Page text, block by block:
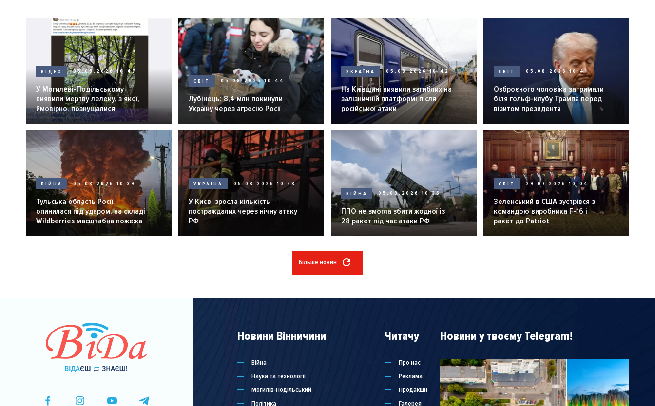
ВІДЕО 05.08.2026 10:47
У Могилеві-Подільському
виявили мертву лелеку, з якої,
ймовірно, познущалися
СВІТ 05.08.2026 10:44
Лубінець: 8,4 млн покинули
Україну через агресію Росії
УКРАЇНА 05.08.2026 10:42
На Київщині виявили загиблих на
залізничній платформі після
російської атаки
СВІТ 05.08.2026 10:41
Озброєного чоловіка затримали
біля гольф-клубу Трампа перед
візитом президента
ВІЙНА 05.08.2026 10:39
Тульська область Росії
опинилася під ударом, на складі
Wildberries масштабна пожежа
УКРАЇНА 05.08.2026 10:38
У Києві зросла кількість
постраждалих через нічну атаку
РФ
ВІЙНА 05.08.2026 10:36
ППО не змогла збити жодної із
28 ракет під час атаки РФ
СВІТ 29.07.2026 10:04
Зеленський в США зустрівся з
командою виробника F-16 і
ракет до Patriot
Більше новин
Новини Вінничини
Війна
Наука та технології
Могилів-Подільський
Політика
Читачу
Про нас
Реклама
Продакшн
Галерея
Новини у твоєму Telegram!